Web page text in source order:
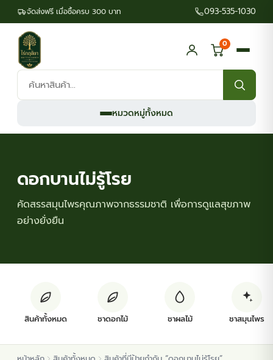
จัดส่งฟรี เมื่อซื้อครบ 300 บาท 093-535-1030
ค้นหา
สินค้า:
0
หมวดหมู่ทั้งหมด
ต้นพันธุ์สมุนไพร
ต้นพันธุ์ไม้ป่า
ดอกบานไม่รู้โรย
คัดสรรสมุนไพรคุณภาพจากธรรมชาติ เพื่อการดูแลสุขภาพ
อย่างยั่งยืน
สินค้าทั้งหมด ชาดอกไม้ ชาผลไม้ ชาสมุนไพร